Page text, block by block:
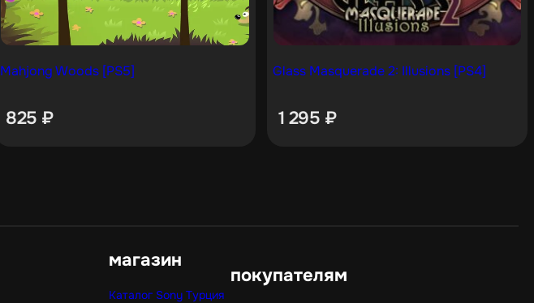
Mahjong Woods [PS5]
825 ₽
Glass Masquerade 2: Illusions [PS4]
1 295 ₽
магазин
Каталог Sony Турция
покупателям